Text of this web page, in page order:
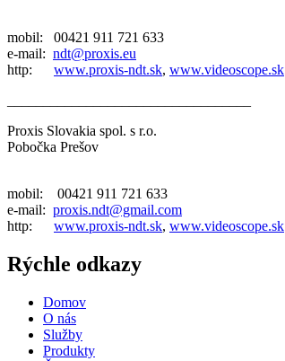
mobil: 00421 911 721 633
e-mail: ndt@proxis.eu
http: www.proxis-ndt.sk, www.videoscope.sk
Proxis Slovakia spol. s r.o.
Pobočka Prešov
mobil: 00421 911 721 633
e-mail: proxis.ndt@gmail.com
http: www.proxis-ndt.sk, www.videoscope.sk
Rýchle odkazy
Domov
O nás
Služby
Produkty